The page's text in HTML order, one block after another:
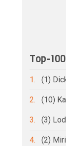
Top-
1. (1)
2. (10)
3. (3)
4. (2)